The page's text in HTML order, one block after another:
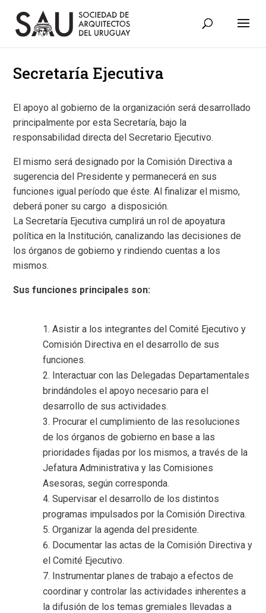
Secretaría Ejecutiva
El apoyo al gobierno de la organización será desarrollado
principalmente por esta Secretaría, bajo la
responsabilidad directa del Secretario Ejecutivo.
El mismo será designado por la Comisión Directiva a
sugerencia del Presidente y permanecerá en sus
funciones igual período que éste. Al finalizar el mismo,
deberá poner su cargo a disposición.
La Secretaría Ejecutiva cumplirá un rol de apoyatura
política en la Institución, canalizando las decisiones de
los órganos de gobierno y rindiendo cuentas a los
mismos.
Sus funciones principales son:
Asistir a los integrantes del Comité Ejecutivo y
Comisión Directiva en el desarrollo de sus
funciones.
Interactuar con las Delegadas Departamentales
brindándoles el apoyo necesario para el
desarrollo de sus actividades.
Procurar el cumplimiento de las resoluciones
de los órganos de gobierno en base a las
prioridades fijadas por los mismos, a través de la
Jefatura Administrativa y las Comisiones
Asesoras, según corresponda.
Supervisar el desarrollo de los distintos
programas impulsados por la Comisión Directiva.
Organizar la agenda del presidente.
Documentar las actas de la Comisión Directiva y
el Comité Ejecutivo.
Instrumentar planes de trabajo a efectos de
coordinar y controlar las actividades inherentes a
la difusión de los temas gremiales llevadas a